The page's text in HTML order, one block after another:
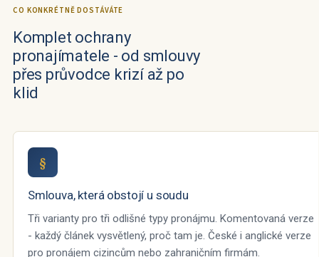
CO KONKRÉTNĚ DOSTÁVÁTE
Komplet ochrany
pronajímatele - od smlouvy
přes průvodce krizí až po
klid
§
Smlouva, která obstojí u soudu
Tři varianty pro tři odlišné typy pronájmu. Komentovaná verze
- každý článek vysvětlený, proč tam je. České i anglické verze
pro pronájem cizincům nebo zahraničním firmám.